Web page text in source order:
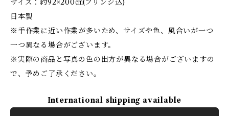
サイズ：約92×200㎝(フリンジ込)
日本製
※手作業に近い作業が多いため、サイズや色、風合いが一つ
一つ異なる場合がございます。
※実際の商品と写真の色の出方が異なる場合がございますの
で、予めご了承ください。
International shipping available